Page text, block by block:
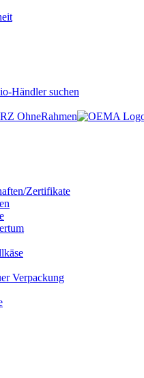
Händler suchen
Zertifikate
Verpackung